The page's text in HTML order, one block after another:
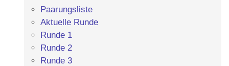
Paarungsliste
Aktuelle Runde
Runde 1
Runde 2
Runde 3